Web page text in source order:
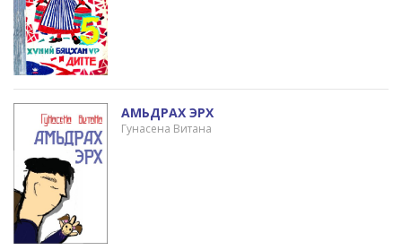
АМЬДРАХ ЭРХ
Гунасена Витана